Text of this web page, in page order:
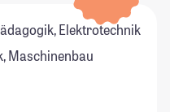
Elektrotechnik
Maschinenbau